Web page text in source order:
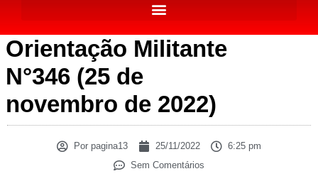
Orientação Militante
N°346 (25 de
novembro de 2022)
Por pagina13 25/11/2022
6:25 pm
Sem Comentários